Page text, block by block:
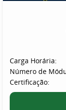
Carga Horária:
Número de
Certificação: